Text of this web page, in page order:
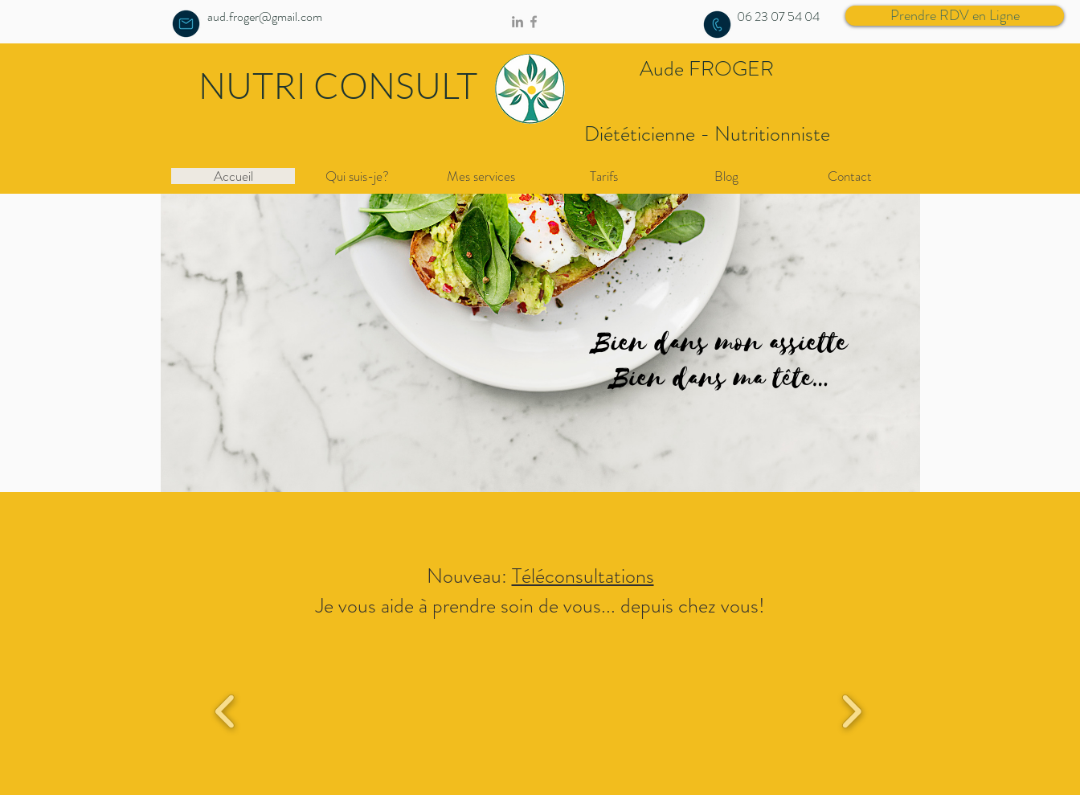
aud.froger@gmail.com 06 23 07 54 04 Prendre RDV en Ligne
NUTRI CONSULT Aude FROGER
Diététicienne - Nutritionniste
Accueil Qui suis-je? Mes services Tarifs Blog Contact
Nouveau: Téléconsultations
Je vous aide à prendre soin de vous... depuis chez vous!